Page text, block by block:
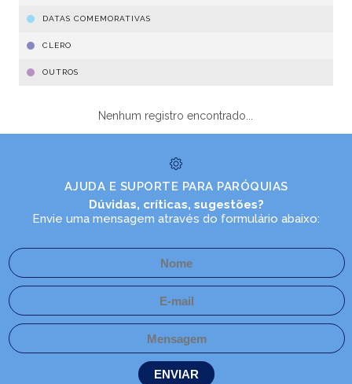
DATAS COMEMORATIVAS
CLERO
OUTROS
Nenhum registro encontrado...
AJUDA E SUPORTE PARA PARÓQUIAS
Dúvidas, críticas, sugestões?
Envie uma mensagem através do formulário abaixo: